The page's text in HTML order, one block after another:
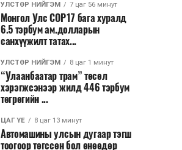
УЛСТӨР НИЙГЭМ 7 цаг 56 минут
Монгол Улс COP17 бага хуралд
6.5 тэрбум ам.долларын
санхүүжилт татах...
УЛСТӨР НИЙГЭМ 8 цаг 1 минут
“Улаанбаатар трам” төсөл
хэрэгжсэнээр жилд 446 тэрбум
төгрөгийн ...
ЦАГ ҮЕ 8 цаг 13 минут
Автомашины улсын дугаар тэгш
тоогоор төгссөн бол өнөөдөр